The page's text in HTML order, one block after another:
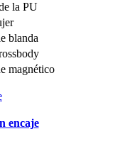
la PU
blanda
magnético
encaje